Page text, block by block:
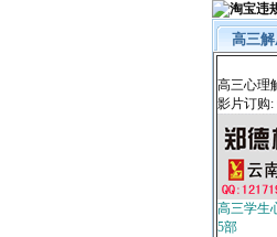
高三
高三心理
影片订购:
高三学生
5部